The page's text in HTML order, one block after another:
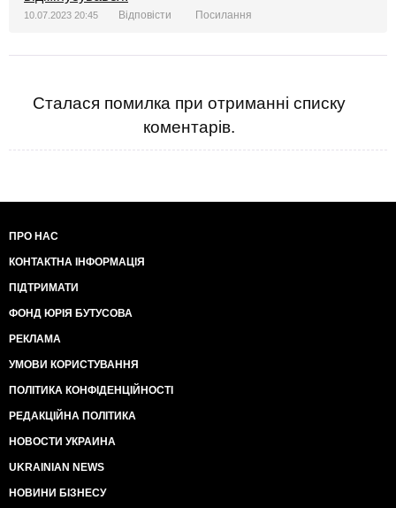
10.07.2023 20:45 Відповісти Посилання
Сталася помилка при отриманні списку
коментарів.
ПРО НАС
КОНТАКТНА ІНФОРМАЦІЯ
ПІДТРИМАТИ
ФОНД ЮРІЯ БУТУСОВА
РЕКЛАМА
УМОВИ КОРИСТУВАННЯ
ПОЛІТИКА КОНФІДЕНЦІЙНОСТІ
РЕДАКЦІЙНА ПОЛІТИКА
НОВОСТИ УКРАИНА
UKRAINIAN NEWS
НОВИНИ БІЗНЕСУ